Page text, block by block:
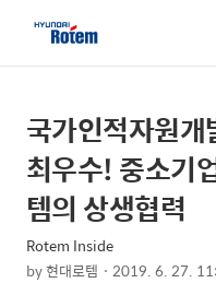
상
세
컨
텐
츠
본
문
제
목
국가인적자원
최우수! 중소기
템의 상생협력
Rotem Inside
by현대로템 2019. 6. 27.